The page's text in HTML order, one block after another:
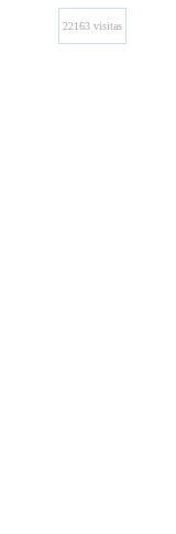
22163 visitas